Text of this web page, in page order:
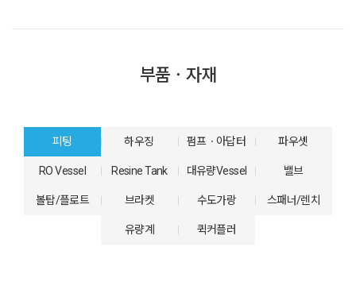
부품ㆍ자재
피팅 하우징 펌프ㆍ아답터 파우셋
RO Vessel Resine Tank 대유량Vessel 밸브
볼탑/플로트 브라켓 수도가랑 스패너/렌치
유량계 퀵커플러